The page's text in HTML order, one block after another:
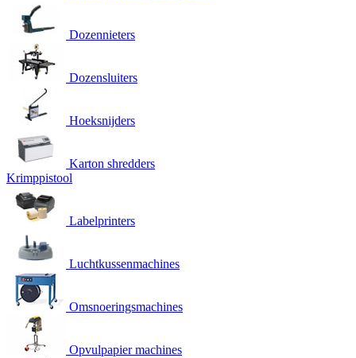
Dozennieters
Dozensluiters
Hoeksnijders
Karton shredders
Krimppistool
Labelprinters
Luchtkussenmachines
Omsnoeringsmachines
Opvulpapier machines